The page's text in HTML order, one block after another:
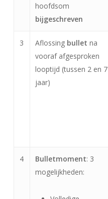
hoofdsom
bijgeschreven
3 Aflossing bullet na
vooraf afgesproken
looptijd (tussen 2 en 7
jaar)
4 Bulletmoment: 3
mogelijkheden: